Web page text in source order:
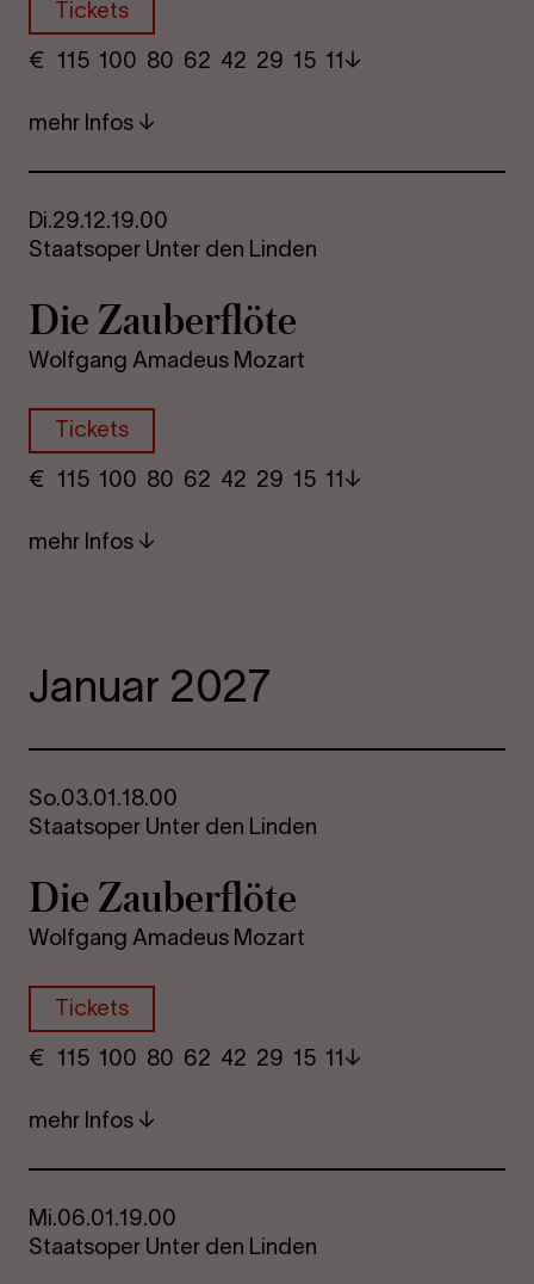
Tickets
€ ​ 115 100 80​ 62 42 29​ 15 11
mehr Infos
Di.29.12.19.00
Staatsoper Unter den Linden
Die Zau­ber­flö­te
Wolfgang Amadeus Mozart
Tickets
€ ​ 115 100 80​ 62 42 29​ 15 11
mehr Infos
Januar 2027
So.03.01.18.00
Staatsoper Unter den Linden
Die Zau­ber­flö­te
Wolfgang Amadeus Mozart
Tickets
€ ​ 115 100 80​ 62 42 29​ 15 11
mehr Infos
Mi.06.01.19.00
Staatsoper Unter den Linden